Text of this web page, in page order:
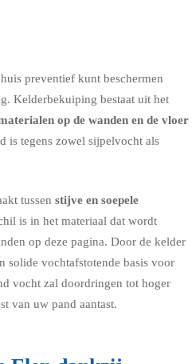
preventief kunt beschermen
. Kelderbekuiping bestaat uit het
op de wanden en de vloer
is tegens zowel sijpelvocht als
tussen stijve en soepele
is in het materiaal dat wordt
op deze pagina. Door de kelder
solide vochtafstotende basis voor
vocht zal doordringen tot hoger
van uw pand aantast.